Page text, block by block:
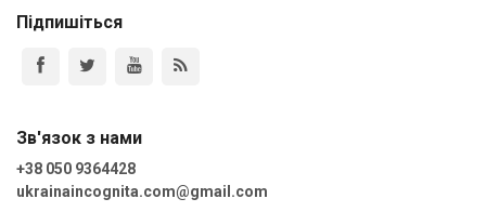
Підпишіться
Зв'язок з нами
+38 050 9364428
ukrainaincognita.com@gmail.com